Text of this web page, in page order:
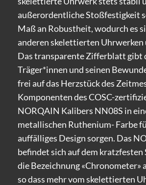
außerordentliche Stoßfestigkeit
Maß an Robustheit, wodurch es
anderen skelettierten
Das transparente Zifferblatt gibt
Träger*innen und seinen
frei auf das Herzstück des
Komponenten des COSC-
NORQAIN Kalibers NN08S in
metallischen Ruthenium- Farbe
auffälliges Design sorgen. Das
befindet sich auf dem kratzfesten
die Bezeichnung «Chronometer»
so dass mehr vom skelettierten